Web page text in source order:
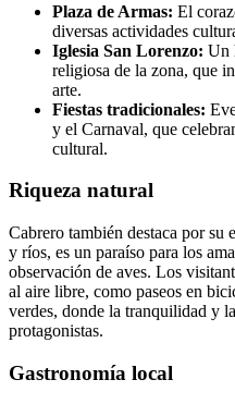
Plaza de Armas: El
diversas actividades
Iglesia San Lorenzo: Un
religiosa de la zona, que
arte.
Fiestas tradicionales:
y el Carnaval, que
cultural.
Riqueza natural
Cabrero también destaca por su
y ríos, es un paraíso para los
observación de aves. Los
al aire libre, como paseos en
verdes, donde la tranquilidad y
protagonistas.
Gastronomía local